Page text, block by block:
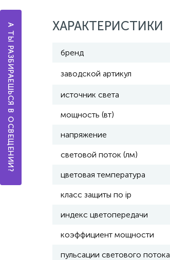
ХАРАКТЕРИСТИКИ
бренд
заводской артикул
источник света
мощность (вт)
напряжение
световой поток (лм)
цветовая температура
класс защиты по ip
индекс цветопередачи
коэффициент мощности
пульсации светового потока
А ТЫ РАЗБИРАЕШЬСЯ В ОСВЕЩЕНИИ?